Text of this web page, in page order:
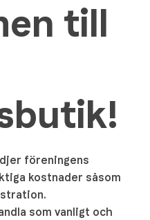
till
föreningens
kostnader såsom
som vanligt och